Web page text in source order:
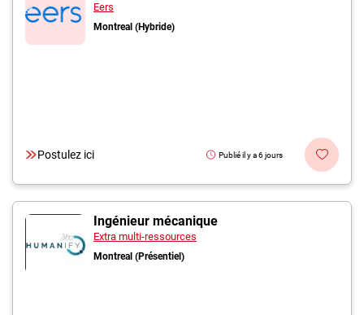
Eers
Montreal (Hybride)
Postulez ici Publié il y a 6 jours
Ingénieur mécanique
Extra multi-ressources
Montreal (Présentiel)